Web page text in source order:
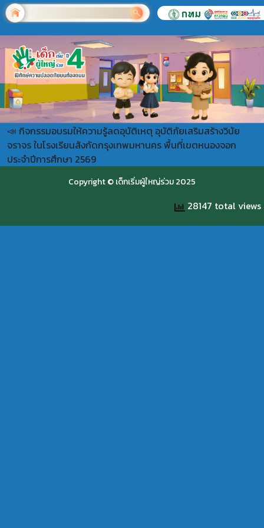
📣 กิจกรรมอบรมให้ความรู้ลดอุบัติเหตุ อุบัติภัยเสริมสร้างวินัย
จราจร ในโรงเรียนสังกัดกรุงเทพมหานคร พื้นที่เขตหนองจอก
ประจำปีการศึกษา 2569
Copyright © เด็กเริ่มผู้ใหญ่ร่วม 2025
28147 total views